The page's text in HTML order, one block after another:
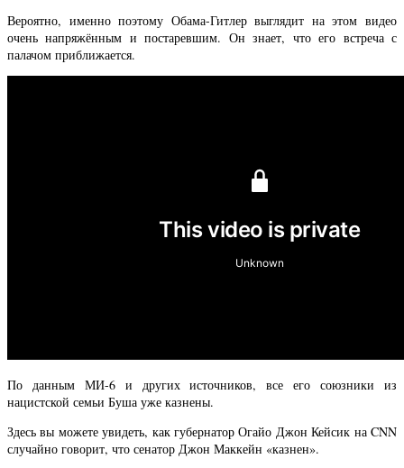
Вероятно, именно поэтому Обама-Гитлер выглядит на этом видео
очень напряжённым и постаревшим. Он знает, что его встреча с
палачом приближается.
По данным МИ-6 и других источников, все его союзники из
нацистской семьи Буша уже казнены.
Здесь вы можете увидеть, как губернатор Огайо Джон Кейсик на CNN
случайно говорит, что сенатор Джон Маккейн «казнен».